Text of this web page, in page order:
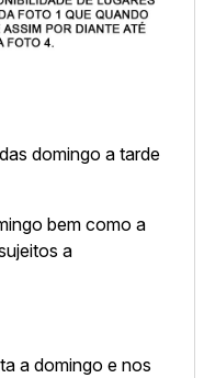
domingo a tarde
bem como a
a
a domingo e nos